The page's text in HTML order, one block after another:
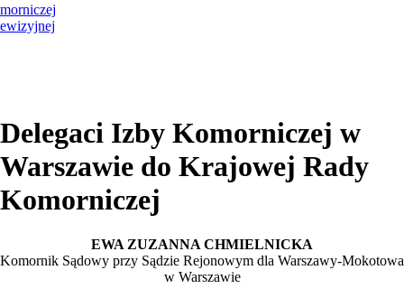
Delegaci Izby Komorniczej w
Warszawie do Krajowej Rady
Komorniczej
EWA ZUZANNA CHMIELNICKA
Komornik Sądowy przy Sądzie Rejonowym dla Warszawy-Mokotowa
w Warszawie